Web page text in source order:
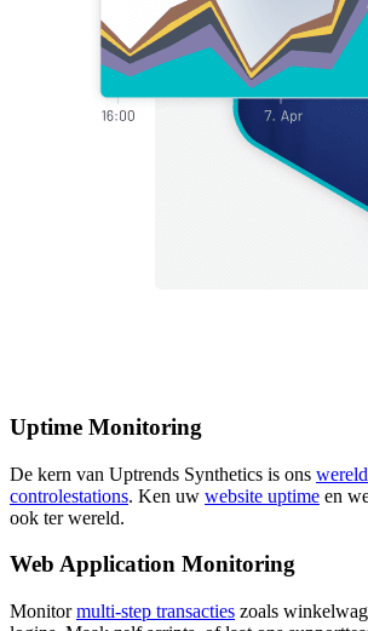
Uptime Monitoring
De kern van Uptrends Synthetics is ons
controlestations. Ken uw website uptime en
ook ter wereld.
Web Application Monitoring
Monitormulti-step transacties zoals